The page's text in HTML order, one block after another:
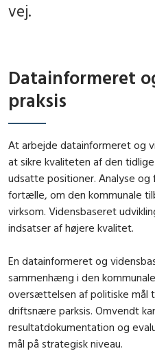
vej.
Datainformeret
praksis
At arbejde datainformeret og
at sikre kvaliteten af den
udsatte positioner. Analyse og
fortælle, om den kommunale
virksom. Vidensbaseret
indsatser af højere kvalitet.
En datainformeret og
sammenhæng i den
oversættelsen af politiske mål
driftsnære parksis. Omvendt
resultatdokumentation og
mål på strategisk niveau.